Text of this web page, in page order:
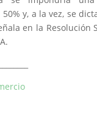
y, a la vez, se
en la Resolución